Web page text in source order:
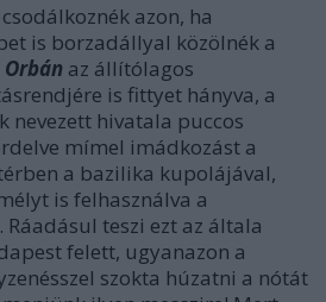
azon, ha
is borzadállyal közölnék a
Orbán az állítólagos
is fittyet hányva, a
nevezett hivatala puccos
mímel imádkozást a
a bazilika kupolájával,
is felhasználva a
Ráadásul teszi ezt az általa
felett, ugyanazon a
szokta húzatni a nótát